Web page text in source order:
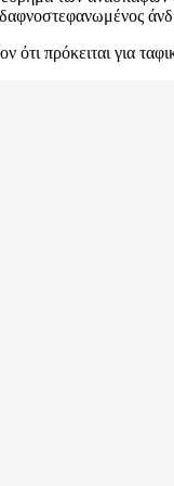
ότι πρόκειται για